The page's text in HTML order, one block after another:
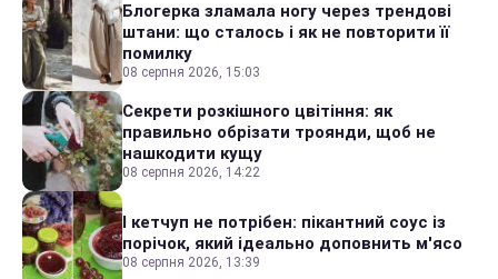
Блогерка зламала ногу через трендові
штани: що сталось і як не повторити її
помилку
08 серпня 2026, 15:03
Секрети розкішного цвітіння: як
правильно обрізати троянди, щоб не
нашкодити кущу
08 серпня 2026, 14:22
І кетчуп не потрібен: пікантний соус із
порічок, який ідеально доповнить м'ясо
08 серпня 2026, 13:39